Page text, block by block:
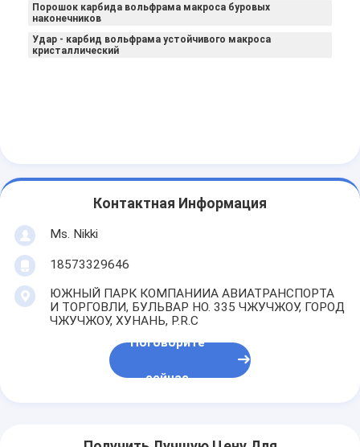
Порошок карбида вольфрама макроса буровых
наконечников
Удар - карбид вольфрама устойчивого макроса
кристаллический
Контактная Информация
Ms. Nikki
18573329646
ЮЖНЫЙ ПАРК КОМПАНИИА АВИАТРАНСПОРТА
И ТОРГОВЛИ, БУЛЬВАР НО. 335 ЧЖУЧЖОУ, ГОРОД
ЧЖУЧЖОУ, ХУНАНЬ, P.R.C
Поговорите
сейчас